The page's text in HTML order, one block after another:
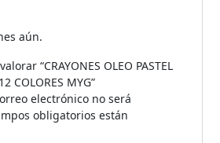
aún.
“CRAYONES OLEO PASTEL
COLORES MYG”
electrónico no será
obligatorios están